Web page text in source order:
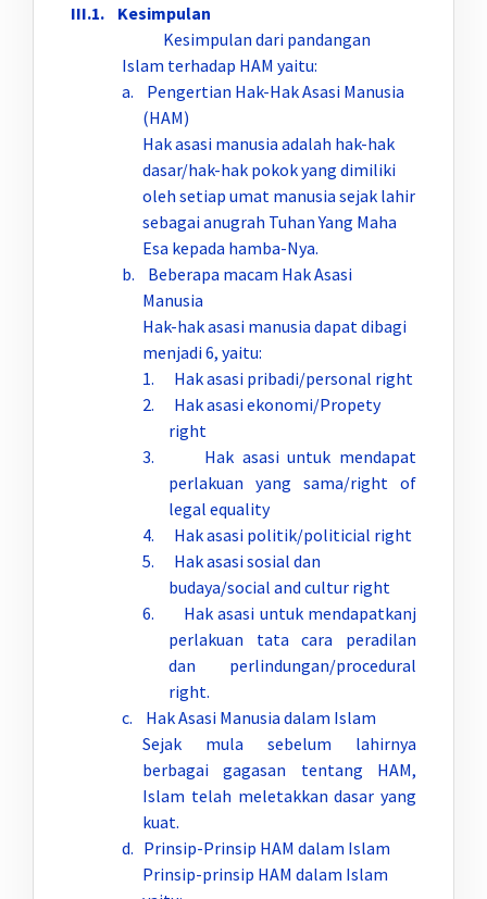
III.1. Kesimpulan
Kesimpulan dari pandangan
Islam terhadap HAM yaitu:
a. Pengertian Hak-Hak Asasi Manusia
(HAM)
Hak asasi manusia adalah hak-hak
dasar/hak-hak pokok yang dimiliki
oleh setiap umat manusia sejak lahir
sebagai anugrah Tuhan Yang Maha
Esa kepada hamba-Nya.
b. Beberapa macam Hak Asasi
Manusia
Hak-hak asasi manusia dapat dibagi
menjadi 6, yaitu:
1. Hak asasi pribadi/personal right
2. Hak asasi ekonomi/Propety
right
3. Hak asasi untuk mendapat
perlakuan yang sama/right of
legal equality
4. Hak asasi politik/politicial right
5. Hak asasi sosial dan
budaya/social and cultur right
6. Hak asasi untuk mendapatkanj
perlakuan tata cara peradilan
dan perlindungan/procedural
right.
c. Hak Asasi Manusia dalam Islam
Sejak mula sebelum lahirnya
berbagai gagasan tentang HAM,
Islam telah meletakkan dasar yang
kuat.
d. Prinsip-Prinsip HAM dalam Islam
Prinsip-prinsip HAM dalam Islam